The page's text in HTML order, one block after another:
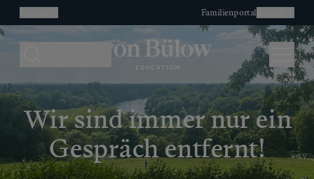
FamilienportalEnglish
Menu
Wir sind immer nur ein
Gespräch entfernt!